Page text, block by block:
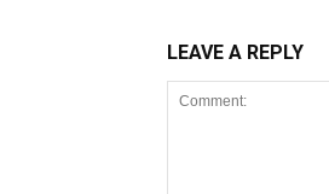
LEAVE A REPLY